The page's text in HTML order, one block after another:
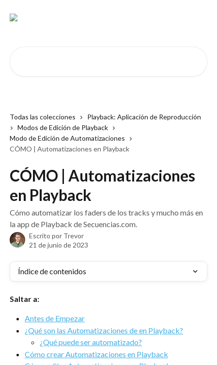
Todas las colecciones
Playback: Aplicación de Reproducción
Modos de Edición de Playback
Modo de Edición de Automatizaciones
CÓMO | Automatizaciones en Playback
CÓMO | Automatizaciones
en Playback
Cómo automatizar los faders de los tracks y mucho más en
la app de Playback de Secuencias.com.
Escrito por Trevor
21 de junio de 2023
Índice de contenidos
Saltar a:
Antes de Empezar
¿Qué son las Automatizaciones de en Playback?
¿Qué puede ser automatizado?
Cómo crear Automatizaciones en Playback